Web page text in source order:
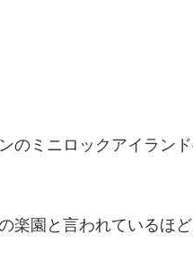
のミニロックアイラン
楽園と言われているほ